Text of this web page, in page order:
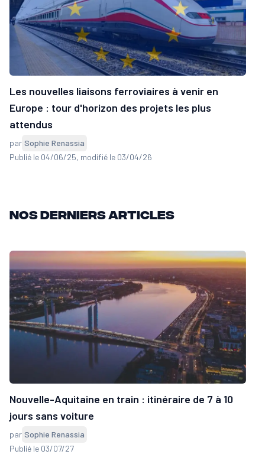
Les nouvelles liaisons ferroviaires à venir en
Europe : tour d'horizon des projets les plus
attendus
par Sophie Renassia
Publié le 04/06/25, modifié le 03/04/26
Nos derniers articles
Nouvelle-Aquitaine en train : itinéraire de 7 à 10
jours sans voiture
par Sophie Renassia
Publié le 03/07/27